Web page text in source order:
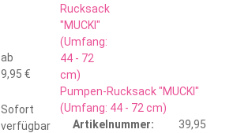
ab
9,95 €
Sofort
verfügbar
Pumpen-Rucksack "MUCKI"
(Umfang: 44 - 72 cm)
Artikelnummer:
39,95